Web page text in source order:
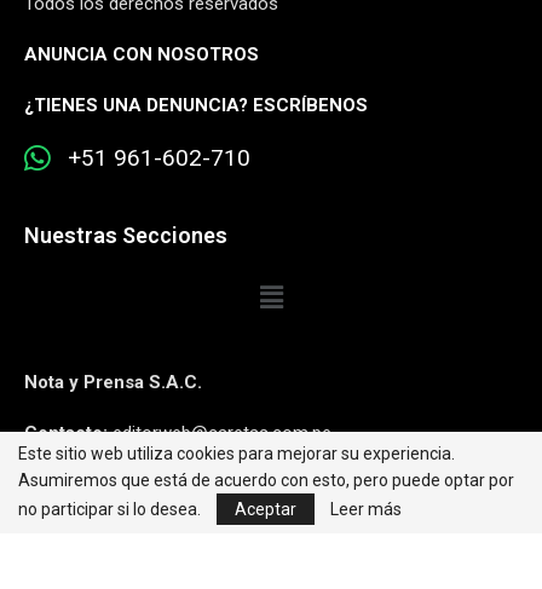
ANUNCIA CON NOSOTROS
¿TIENES UNA DENUNCIA? ESCRÍBENOS
+51 961-602-710
Nuestras Secciones
Nota y Prensa S.A.C.
Contacto:editorweb@caretas.com.pe
Síguenos:
Este sitio web utiliza cookies para mejorar su experiencia.
Asumiremos que está de acuerdo con esto, pero puede optar por
no participar si lo desea.
Aceptar Leer más